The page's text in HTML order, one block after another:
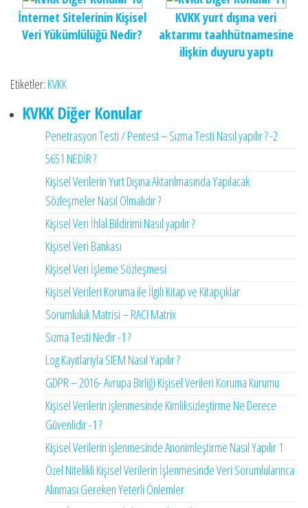
İnternet Sitelerinin Kişisel
Veri Yükümlülüğü Nedir?
KVKK yurt dışına veri
aktarımı taahhütnamesine
ilişkin duyuru yaptı
Etiketler: KVKK
KVKK Diğer Konular
Penetrasyon Testi / Pentest – Sızma Testi Nasıl yapılır ? -2
5651 NEDİR ?
Kişisel Verilerin Yurt Dışına Aktarılmasında Yapılacak
Sözleşmeler Nasıl Olmalıdır ?
Kişisel Veri İhlal Bildirimi Nasıl yapılır ?
Kişisel Veri Bankası
Kişisel Veri İşleme Sözleşmesi
Kişisel Verileri Koruma ile İlgili Kitap ve Kitapçıklar
Sorumluluk Matrisi – RACI Matrix
Sızma Testi Nedir -1 ?
Log Kayıtlarıyla SIEM Nasıl Yapılır ?
GDPR – 2016- Avrupa Birliği Kişisel Verileri Koruma Kurumu
Kişisel Verilerin işlenmesinde Kimliksizleştirme Ne Derece
Güvenlidir -1 ?
Kişisel Verilerin işlenmesinde Anonimleştirme Nasıl Yapılır 1
Özel Nitelikli Kişisel Verilerin İşlenmesinde Veri Sorumlularınca
Alınması Gereken Yeterli Önlemler